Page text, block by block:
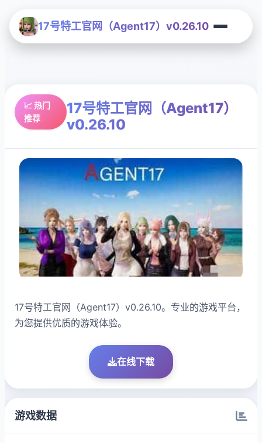
17号特工官网（Agent17）v0.26.10
📈 热门
推荐
17号特工官网（Agent17）
v0.26.10
17号特工官网（Agent17）v0.26.10。专业的游戏平台，
为您提供优质的游戏体验。
在线下载
游戏数据